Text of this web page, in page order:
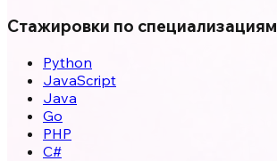
Стажировки по специализациям
Python
JavaScript
Java
Go
PHP
C#